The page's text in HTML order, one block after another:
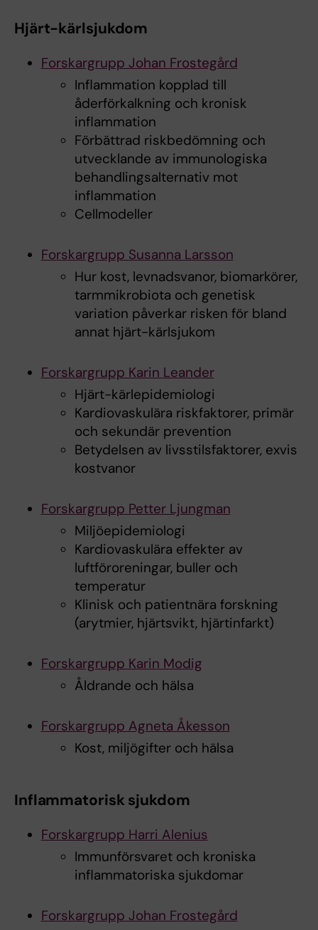
Hjärt-kärlsjukdom
Forskargrupp Johan Frostegård
Inflammation kopplad till
åderförkalkning och kronisk
inflammation
Förbättrad riskbedömning och
utvecklande av immunologiska
behandlingsalternativ mot
inflammation
Cellmodeller
Forskargrupp Susanna Larsson
Hur kost, levnadsvanor, biomarkörer,
tarmmikrobiota och genetisk
variation påverkar risken för bland
annat hjärt-kärlsjukom
Forskargrupp Karin Leander
Hjärt-kärlepidemiologi
Kardiovaskulära riskfaktorer, primär
och sekundär prevention
Betydelsen av livsstilsfaktorer, exvis
kostvanor
Forskargrupp Petter Ljungman
Miljöepidemiologi
Kardiovaskulära effekter av
luftföroreningar, buller och
temperatur
Klinisk och patientnära forskning
(arytmier, hjärtsvikt, hjärtinfarkt)
Forskargrupp Karin Modig
Åldrande och hälsa
Forskargrupp Agneta Åkesson
Kost, miljögifter och hälsa
Inflammatorisk sjukdom
Forskargrupp Harri Alenius
Immunförsvaret och kroniska
inflammatoriska sjukdomar
Forskargrupp Johan Frostegård